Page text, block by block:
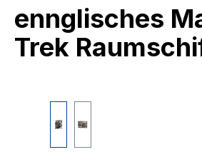
ennglisches
Trek